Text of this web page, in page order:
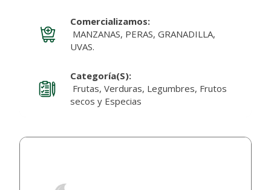
Comercializamos:
MANZANAS, PERAS, GRANADILLA,
UVAS.
Categoría(s):
Frutas, Verduras, Legumbres, Frutos
secos y Especias